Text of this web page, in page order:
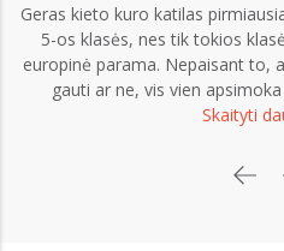
Geras kieto kuro katilas
5-os klasės, nes tik tokios
europinė parama. Nepaisant to,
gauti ar ne, vis vien
Skaityti